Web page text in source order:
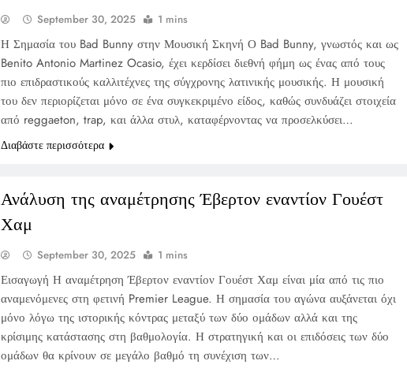
September 30, 2025 1 mins
Η Σημασία του Bad Bunny στην Μουσική Σκηνή Ο Bad Bunny, γνωστός και ως
Benito Antonio Martinez Ocasio, έχει κερδίσει διεθνή φήμη ως ένας από τους
πιο επιδραστικούς καλλιτέχνες της σύγχρονης λατινικής μουσικής. Η μουσική
του δεν περιορίζεται μόνο σε ένα συγκεκριμένο είδος, καθώς συνδυάζει στοιχεία
από reggaeton, trap, και άλλα στυλ, καταφέρνοντας να προσελκύσει…
Διαβάστε περισσότερα
Ανάλυση της αναμέτρησης Έβερτον εναντίον Γουέστ
Χαμ
September 30, 2025 1 mins
Εισαγωγή Η αναμέτρηση Έβερτον εναντίον Γουέστ Χαμ είναι μία από τις πιο
αναμενόμενες στη φετινή Premier League. Η σημασία του αγώνα αυξάνεται όχι
μόνο λόγω της ιστορικής κόντρας μεταξύ των δύο ομάδων αλλά και της
κρίσιμης κατάστασης στη βαθμολογία. Η στρατηγική και οι επιδόσεις των δύο
ομάδων θα κρίνουν σε μεγάλο βαθμό τη συνέχιση των…